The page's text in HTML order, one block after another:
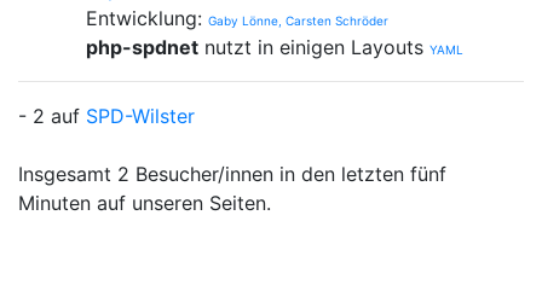
Entwicklung: Gaby Lönne, Carsten Schröder
php-spdnet nutzt in einigen Layouts YAML
- 2 auf SPD-Wilster
Insgesamt 2 Besucher/innen in den letzten fünf
Minuten auf unseren Seiten.